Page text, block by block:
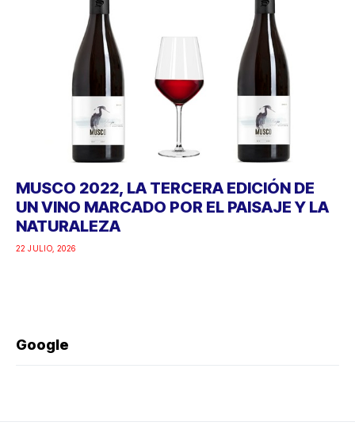
MUSCO 2022, LA TERCERA EDICIÓN DE
UN VINO MARCADO POR EL PAISAJE Y LA
NATURALEZA
22 JULIO, 2026
Google